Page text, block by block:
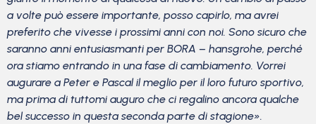
a volte può essere importante, posso capirlo, ma avrei
preferito che vivesse i prossimi anni con noi. Sono sicuro che
saranno anni entusiasmanti per BORA – hansgrohe, perché
ora stiamo entrando in una fase di cambiamento. Vorrei
augurare a Peter e Pascal il meglio per il loro futuro sportivo,
ma prima di tuttomi auguro che ci regalino ancora qualche
bel successo in questa seconda parte di stagione».